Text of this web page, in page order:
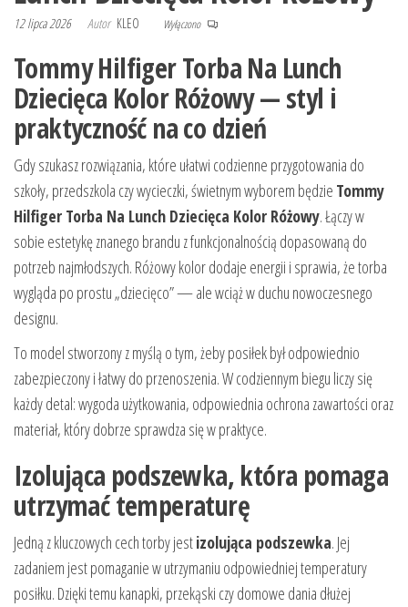
12 lipca 2026 Autor KLEO Wyłączono
Tommy Hilfiger Torba Na Lunch
Dziecięca Kolor Różowy — styl i
praktyczność na co dzień
Gdy szukasz rozwiązania, które ułatwi codzienne przygotowania do
szkoły, przedszkola czy wycieczki, świetnym wyborem będzie Tommy
Hilfiger Torba Na Lunch Dziecięca Kolor Różowy. Łączy w
sobie estetykę znanego brandu z funkcjonalnością dopasowaną do
potrzeb najmłodszych. Różowy kolor dodaje energii i sprawia, że torba
wygląda po prostu „dziecięco” — ale wciąż w duchu nowoczesnego
designu.
To model stworzony z myślą o tym, żeby posiłek był odpowiednio
zabezpieczony i łatwy do przenoszenia. W codziennym biegu liczy się
każdy detal: wygoda użytkowania, odpowiednia ochrona zawartości oraz
materiał, który dobrze sprawdza się w praktyce.
Izolująca podszewka, która pomaga
utrzymać temperaturę
Jedną z kluczowych cech torby jestizolująca podszewka. Jej
zadaniem jest pomaganie w utrzymaniu odpowiedniej temperatury
posiłku. Dzięki temu kanapki, przekąski czy domowe dania dłużej